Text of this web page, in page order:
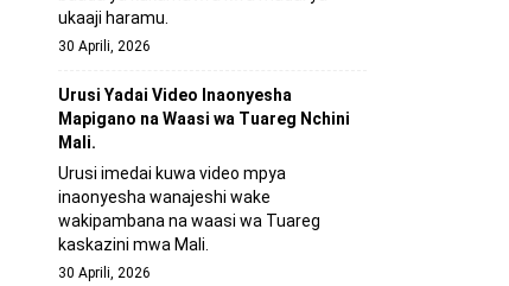
ukaaji haramu.
30 Aprili, 2026
Urusi Yadai Video Inaonyesha
Mapigano na Waasi wa Tuareg Nchini
Mali.
Urusi imedai kuwa video mpya
inaonyesha wanajeshi wake
wakipambana na waasi wa Tuareg
kaskazini mwa Mali.
30 Aprili, 2026